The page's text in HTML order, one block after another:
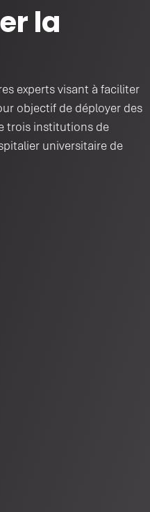
la
experts visant à faciliter
objectif de déployer des
trois institutions de
universitaire de